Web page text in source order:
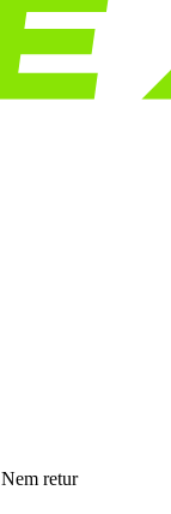
Nem retur